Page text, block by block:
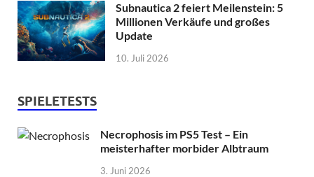
Subnautica 2 feiert Meilenstein: 5
Millionen Verkäufe und großes
Update
10. Juli 2026
SPIELETESTS
Necrophosis im PS5 Test – Ein
meisterhafter morbider Albtraum
3. Juni 2026